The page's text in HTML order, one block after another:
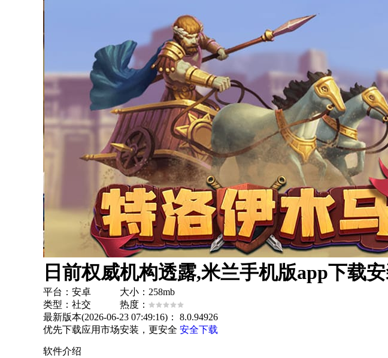
日前权威机构透露,米兰手机版app下载
平台：安卓 大小：258mb
类型：社交 热度：
最新版本(2026-06-23 07:49:16)：
8.0.94926
优先下载应用市场安装，更安全 安全下载
软件介绍